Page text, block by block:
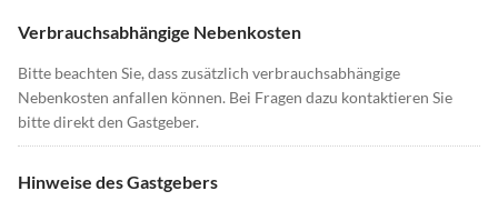
Verbrauchsabhängige Nebenkosten
Bitte beachten Sie, dass zusätzlich verbrauchsabhängige
Nebenkosten anfallen können. Bei Fragen dazu kontaktieren Sie
bitte direkt den Gastgeber.
Hinweise des Gastgebers